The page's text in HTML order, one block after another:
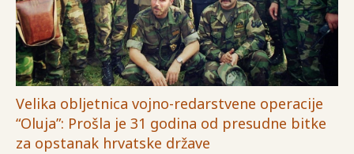
Velika obljetnica vojno-redarstvene operacije
“Oluja”: Prošla je 31 godina od presudne bitke
za opstanak hrvatske države